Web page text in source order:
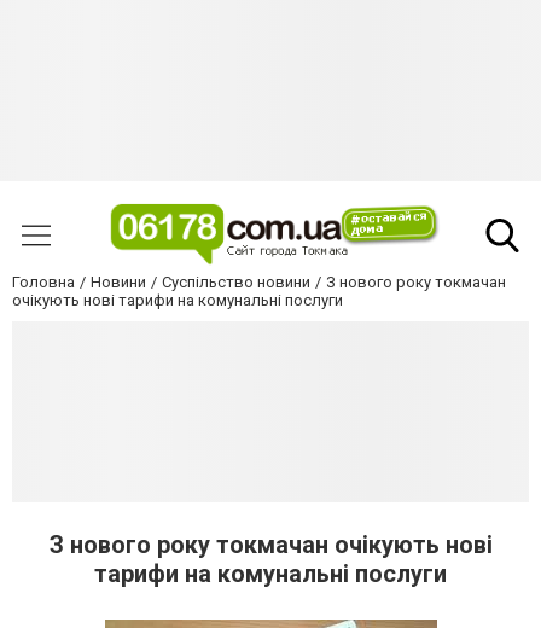
Головна Новини Суспільство новини
З нового року токмачан
очікують нові тарифи на комунальні послуги
З нового року токмачан очікують нові
тарифи на комунальні послуги